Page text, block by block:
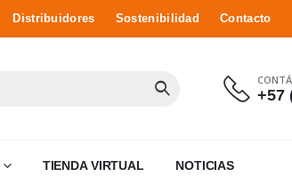
Distribuidores Sostenibilidad Contacto
+57
TIENDA VIRTUAL NOTICIAS